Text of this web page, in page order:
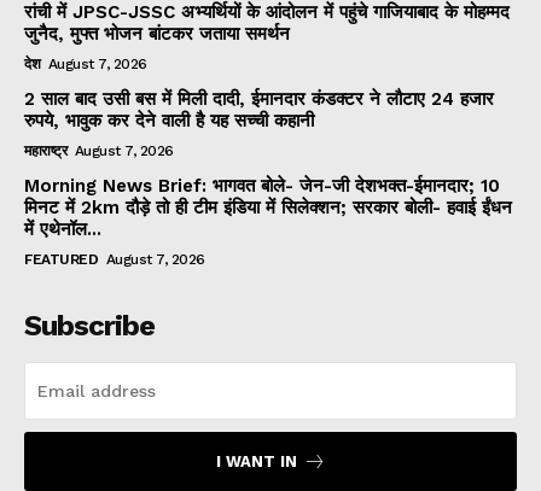
रांची में JPSC-JSSC अभ्यर्थियों के आंदोलन में पहुंचे गाजियाबाद के मोहम्मद
जुनैद, मुफ्त भोजन बांटकर जताया समर्थन
देश August 7, 2026
2 साल बाद उसी बस में मिली दादी, ईमानदार कंडक्टर ने लौटाए 24 हजार
रुपये, भावुक कर देने वाली है यह सच्ची कहानी
महाराष्ट्र August 7, 2026
Morning News Brief: भागवत बोले- जेन-जी देशभक्त-ईमानदार; 10
मिनट में 2km दौड़े तो ही टीम इंडिया में सिलेक्शन; सरकार बोली- हवाई ईंधन
में एथेनॉल...
FEATURED August 7, 2026
Subscribe
I WANT IN